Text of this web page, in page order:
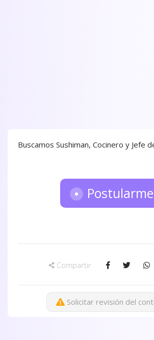
Buscamos Sushiman, Cocinero y Jefe
Postularme
Compartir
Solicitar revisión del